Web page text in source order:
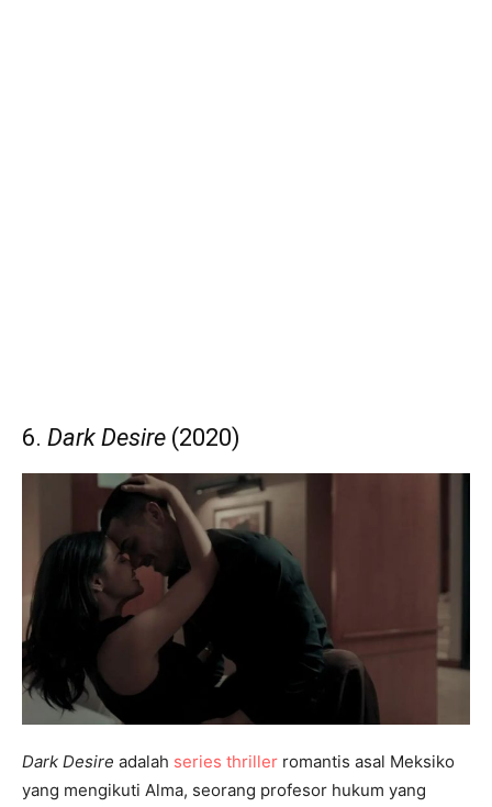
6. Dark Desire (2020)
Dark Desire adalah series thriller romantis asal Meksiko
yang mengikuti Alma, seorang profesor hukum yang